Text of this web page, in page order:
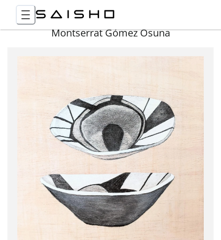
Montserrat Gómez Osuna